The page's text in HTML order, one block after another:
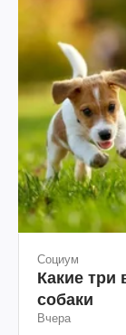
Социум
Какие
собаки
Вчера